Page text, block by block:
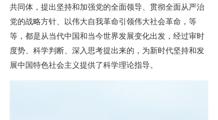
共同体，提出坚持和加强党的全面领导、贯彻全面从严治
党的战略方针、以伟大自我革命引领伟大社会革命，等
等，都是从当代中国和当今世界发展变化出发，经过审时
度势、科学判断、深入思考提出来的，为新时代坚持和发
展中国特色社会主义提供了科学理论指导。